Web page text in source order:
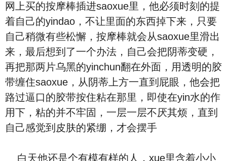
网上买的按摩棒插进saoxue里，他必须时刻的提
着自己的yindao，不让里面的东西掉下来，只要
自己稍微有些松懈，按摩棒就会从saoxue里滑出
来，最后想到了一个办法，自己会把阴蒂变硬，
再把那两片乌黑的yinchun翻在外面，用透明的胶
带缠住saoxue，从阴蒂上方一直到屁眼，他会把
路过逼口的胶带按住粘在那里，即使在yin水的作
用下，粘的并不牢固，一层一层不厌其烦，直到
自己感觉到皮肤的紧绷，才会摆手
白天他还是个有模有样的人，xue里含着小小